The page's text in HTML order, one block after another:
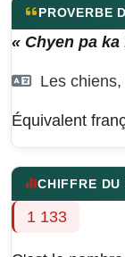
PROVERBE
« Chyen pa ka
Les
Équivalent
CHIFFRE DU
1 133